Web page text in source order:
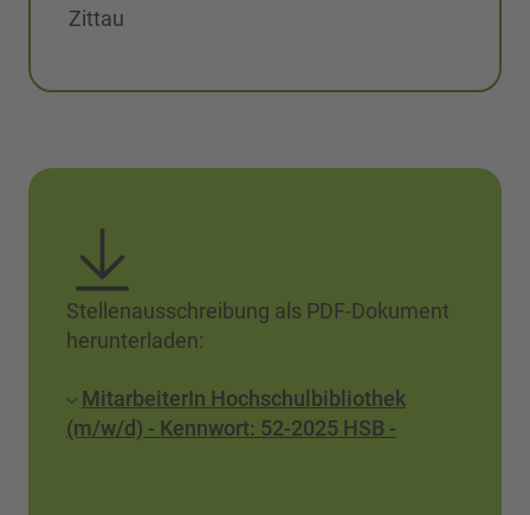
Zittau
Stellenausschreibung als PDF-Dokument
herunterladen:
MitarbeiterIn Hochschulbibliothek
(m/w/d) - Kennwort: 52-2025 HSB -